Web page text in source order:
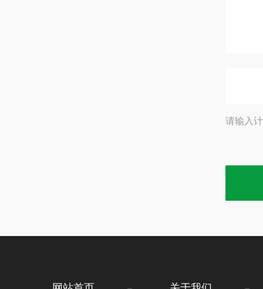
请输入